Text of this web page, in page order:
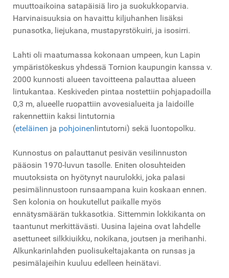
muuttoaikoina satapäisiä liro ja suokukkoparvia.
Harvinaisuuksia on havaittu kiljuhanhen lisäksi
punasotka, liejukana, mustapyrstökuiri, ja isosirri.
Lahti oli maatumassa kokonaan umpeen, kun Lapin
ympäristökeskus yhdessä Tornion kaupungin kanssa v.
2000 kunnosti alueen tavoitteena palauttaa alueen
lintukantaa. Keskiveden pintaa nostettiin pohjapadoilla
0,3 m, alueelle ruopattiin avovesialueita ja laidoille
rakennettiin kaksi lintutornia
(eteläinen ja pohjoinenlintutorni) sekä luontopolku.
Kunnostus on palauttanut pesivän vesilinnuston
pääosin 1970-luvun tasolle. Eniten olosuhteiden
muutoksista on hyötynyt naurulokki, joka palasi
pesimälinnustoon runsaampana kuin koskaan ennen.
Sen kolonia on houkutellut paikalle myös
ennätysmäärän tukkasotkia. Sittemmin lokkikanta on
taantunut merkittävästi. Uusina lajeina ovat lahdelle
asettuneet silkkiuikku, nokikana, joutsen ja merihanhi.
Alkunkarinlahden puolisukeltajakanta on runsas ja
pesimälajeihin kuuluu edelleen heinätavi.